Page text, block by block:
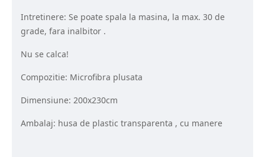
Intretinere: Se poate spala la masina, la max. 30 de
grade, fara inalbitor .
Nu se calca!
Compozitie: Microfibra plusata
Dimensiune: 200x230cm
Ambalaj: husa de plastic transparenta , cu manere